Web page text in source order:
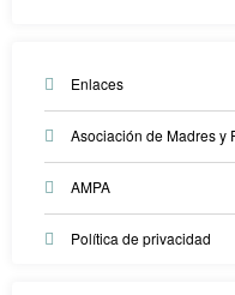
Enlaces
Asociación de Madres y
AMPA
Política de privacidad